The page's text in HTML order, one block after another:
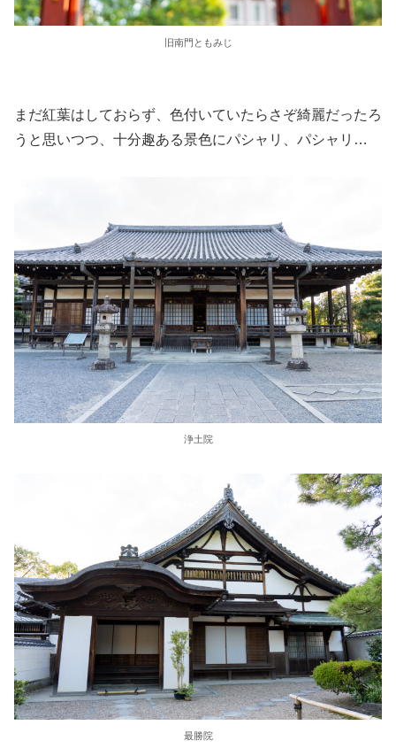
旧南門ともみじ
まだ紅葉はしておらず、色付いていたらさぞ綺麗だったろ
うと思いつつ、十分趣ある景色にパシャリ、パシャリ…
浄土院
最勝院